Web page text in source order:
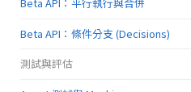
Beta API：平行執行與合併
Beta API：條件分支 (Decisions)
測試與評估